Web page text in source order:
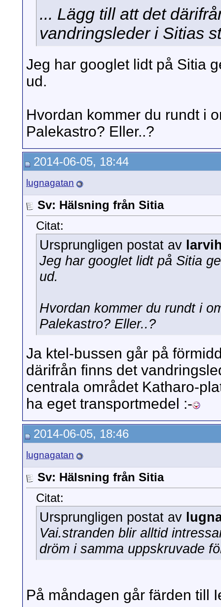
... Lägg till att det
vandringsleder i Sitias
Jeg har googlet lidt på Sitia
ud.
Hvordan kommer du rundt i
Palekastro? Eller..?
2014-06-05, 18:44
lugnagatan
Sv: Hälsning från Sitia
Citat:
Ursprungligen postat av
Jeg har googlet lidt på Sitia
ud.
Hvordan kommer du rundt i
Palekastro? Eller..?
Ja ktel-bussen går på
därifrån finns det
centrala området Katharo-
ha eget transportmedel :-
2014-06-05, 18:46
lugnagatan
Sv: Hälsning från Sitia
Citat:
Ursprungligen postat av
Vai.stranden blir alltid
dröm i samma uppskruvade
På måndagen går färden till